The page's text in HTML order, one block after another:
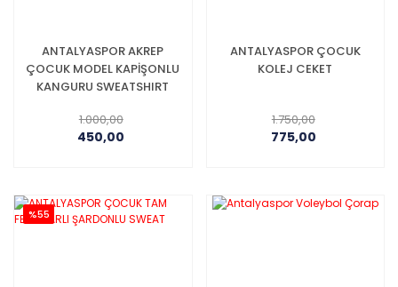
ANTALYASPOR AKREP
ÇOCUK MODEL KAPİŞONLU
KANGURU SWEATSHIRT
450,00
1.000,00
ANTALYASPOR ÇOCUK
KOLEJ CEKET
775,00
1.750,00
%55